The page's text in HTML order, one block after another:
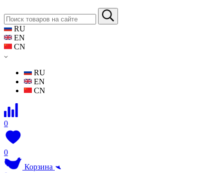
RU
EN
CN
RU
EN
CN
0
0
Корзина